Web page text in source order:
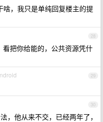
啥，我只是单纯回复楼主的提
28
把你给能的，公共资源凭什
29
30
，他从来不交，已经两年了，